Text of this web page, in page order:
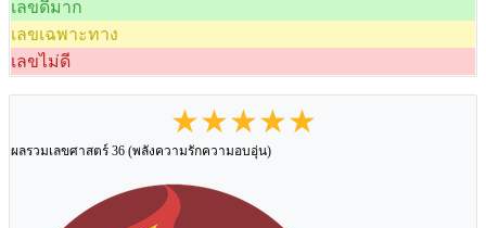
เลขดีมาก
เลขเฉพาะทาง
เลขไม่ดี
★★★★★
ผลรวมเลขศาสตร์ 36 (พลังความรักความอบอุ่น)